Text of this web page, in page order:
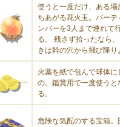
使うと一度だけ、ある場
ちあがる花火玉。パーテ
ンバーを3人まで連れて
る。 残さず拾ったなら
きは幹の穴から飛び降り
火薬を紙で包んで球体に
の。鑑賞用で一度使うと
る。
危険な気配のする宝箱。